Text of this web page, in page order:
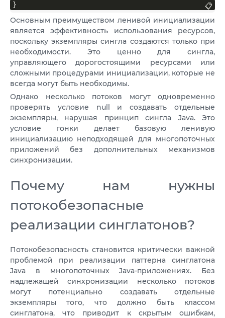
} 📋
Основным преимуществом ленивой инициализации
является эффективность использования ресурсов,
поскольку экземпляры сингла создаются только при
необходимости. Это ценно для сингла,
управляющего дорогостоящими ресурсами или
сложными процедурами инициализации, которые не
всегда могут быть необходимы.
Однако несколько потоков могут одновременно
проверять условие null и создавать отдельные
экземпляры, нарушая принцип сингла Java. Это
условие гонки делает базовую ленивую
инициализацию неподходящей для многопоточных
приложений без дополнительных механизмов
синхронизации.
Почему нам нужны
потокобезопасные
реализации синглатонов?
Потокобезопасность становится критически важной
проблемой при реализации паттерна синглатона
Java в многопоточных Java-приложениях. Без
надлежащей синхронизации несколько потоков
могут потенциально создавать отдельные
экземпляры того, что должно быть классом
синглатона, что приводит к скрытым ошибкам,